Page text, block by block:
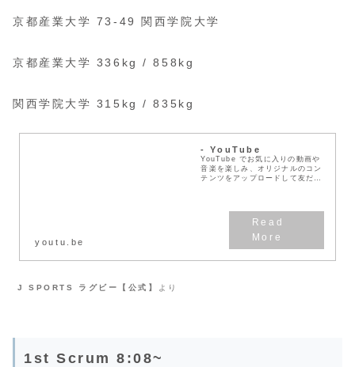
京都産業大学 73-49 関西学院大学
京都産業大学 336kg / 858kg
関西学院大学 315kg / 835kg
- YouTube
YouTube でお気に入りの動画や
音楽を楽しみ、オリジナルのコン
テンツをアップロードして友だち
youtu.be
J SPORTS ラグビー【公式】 より
1st Scrum 8:08~